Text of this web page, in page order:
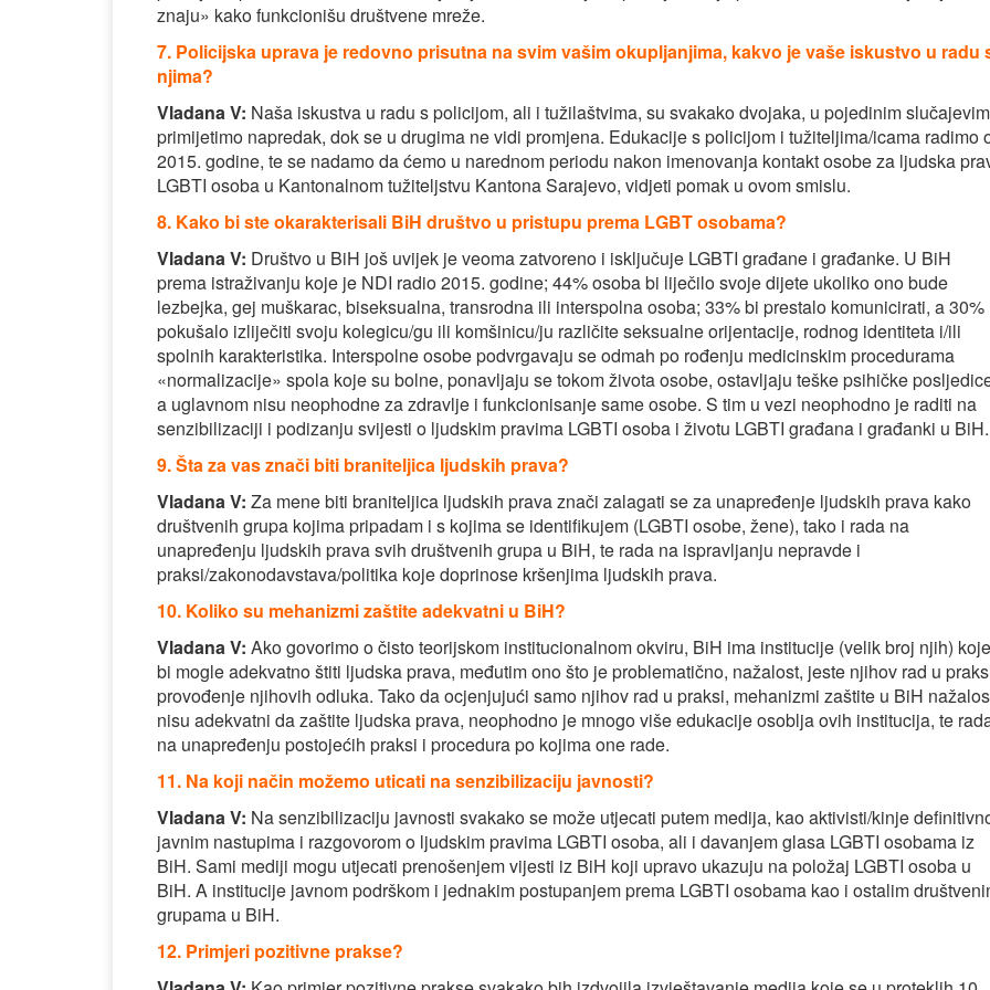
znaju» kako funkcionišu društvene mreže.
7. Policijska uprava je redovno prisutna na svim vašim okupljanjima, kakvo je vaše iskustvo u radu
njima?
Vladana V: Naša iskustva u radu s policijom, ali i tužilaštvima, su svakako dvojaka, u pojedinim
primijetimo napredak, dok se u drugima ne vidi promjena. Edukacije s policijom i tužiteljima/icama radimo
2015. godine, te se nadamo da ćemo u narednom periodu nakon imenovanja kontakt osobe za ljudska
LGBTI osoba u Kantonalnom tužiteljstvu Kantona Sarajevo, vidjeti pomak u ovom smislu.
8. Kako bi ste okarakterisali BiH društvo u pristupu prema LGBT osobama?
Vladana V: Društvo u BiH još uvijek je veoma zatvoreno i isključuje LGBTI građane i građanke. U BiH
prema istraživanju koje je NDI radio 2015. godine; 44% osoba bi liječilo svoje dijete ukoliko ono bude
lezbejka, gej muškarac, biseksualna, transrodna ili interspolna osoba; 33% bi prestalo komunicirati, a 30%
pokušalo izliječiti svoju kolegicu/gu ili komšinicu/ju različite seksualne orijentacije, rodnog identiteta i/ili
spolnih karakteristika. Interspolne osobe podvrgavaju se odmah po rođenju medicinskim procedurama
«normalizacije» spola koje su bolne, ponavljaju se tokom života osobe, ostavljaju teške psihičke
a uglavnom nisu neophodne za zdravlje i funkcionisanje same osobe. S tim u vezi neophodno je raditi na
senzibilizaciji i podizanju svijesti o ljudskim pravima LGBTI osoba i životu LGBTI građana i građanki u BiH.
9. Šta za vas znači biti braniteljica ljudskih prava?
Vladana V: Za mene biti braniteljica ljudskih prava znači zalagati se za unapređenje ljudskih prava kako
društvenih grupa kojima pripadam i s kojima se identifikujem (LGBTI osobe, žene), tako i rada na
unapređenju ljudskih prava svih društvenih grupa u BiH, te rada na ispravljanju nepravde i
praksi/zakonodavstava/politika koje doprinose kršenjima ljudskih prava.
10. Koliko su mehanizmi zaštite adekvatni u BiH?
Vladana V: Ako govorimo o čisto teorijskom institucionalnom okviru, BiH ima institucije (velik broj njih) koje
bi mogle adekvatno štiti ljudska prava, međutim ono što je problematično, nažalost, jeste njihov rad u
provođenje njihovih odluka. Tako da ocjenjujući samo njihov rad u praksi, mehanizmi zaštite u BiH
nisu adekvatni da zaštite ljudska prava, neophodno je mnogo više edukacije osoblja ovih institucija, te
na unapređenju postojećih praksi i procedura po kojima one rade.
11. Na koji način možemo uticati na senzibilizaciju javnosti?
Vladana V: Na senzibilizaciju javnosti svakako se može utjecati putem medija, kao aktivisti/kinje
javnim nastupima i razgovorom o ljudskim pravima LGBTI osoba, ali i davanjem glasa LGBTI osobama iz
BiH. Sami mediji mogu utjecati prenošenjem vijesti iz BiH koji upravo ukazuju na položaj LGBTI osoba u
BiH. A institucije javnom podrškom i jednakim postupanjem prema LGBTI osobama kao i ostalim
grupama u BiH.
12. Primjeri pozitivne prakse?